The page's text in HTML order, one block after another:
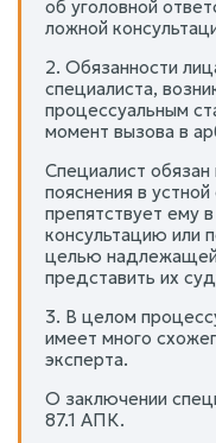
об уголовной
ложной
2. Обязанности
специалиста,
процессуальным
момент вызова в
Специалист обязан
пояснения в
препятствует ему
консультацию или
целью
представить их
3. В целом
имеет много
эксперта.
О заключении
87.1 АПК.